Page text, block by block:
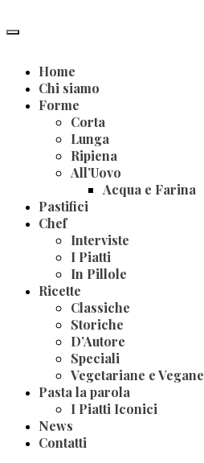
Home
Chi siamo
Forme
Corta
Lunga
Ripiena
All’Uovo
Acqua e Farina
Pastifici
Chef
Interviste
I Piatti
In Pillole
Ricette
Classiche
Storiche
D’Autore
Speciali
Vegetariane e Vegane
Pasta la parola
I Piatti Iconici
News
Contatti